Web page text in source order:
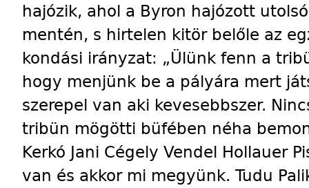
hajózik, ahol a Byron hajózott
mentén, s hirtelen kitör belőle az
kondási irányzat: „Ülünk fenn a
hogy menjünk be a pályára mert
szerepel van aki kevesebbszer.
tribün mögötti büfében néha
Kerkó Jani Cégely Vendel Hollauer
van és akkor mi megyünk. Tudu